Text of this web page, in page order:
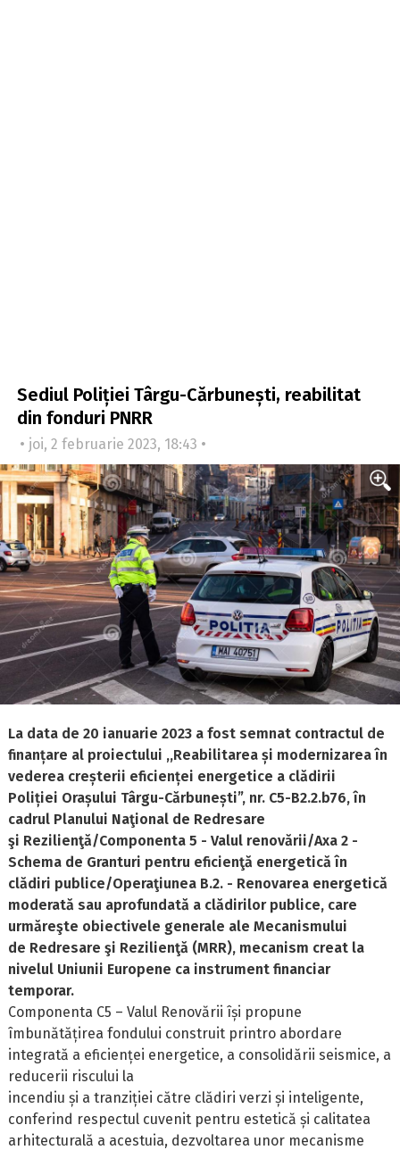
Sediul Poliției Târgu-Cărbunești, reabilitat
din fonduri PNRR
• joi, 2 februarie 2023, 18:43 •
La data de 20 ianuarie 2023 a fost semnat contractul de
finanțare al proiectului ,,Reabilitarea și modernizarea în
vederea creșterii eficienței energetice a clădirii
Poliției Orașului Târgu-Cărbunești”, nr. C5-B2.2.b76, în
cadrul Planului Naţional de Redresare
şi Rezilienţă/Componenta 5 - Valul renovării/Axa 2 -
Schema de Granturi pentru eficienţă energetică în
clădiri publice/Operaţiunea B.2. - Renovarea energetică
moderată sau aprofundată a clădirilor publice, care
urmăreşte obiectivele generale ale Mecanismului
de Redresare şi Rezilienţă (MRR), mecanism creat la
nivelul Uniunii Europene ca instrument financiar
temporar.
Componenta C5 – Valul Renovării își propune
îmbunătățirea fondului construit printro abordare
integrată a eficienței energetice, a consolidării seismice, a
reducerii riscului la
incendiu și a tranziției către clădiri verzi și inteligente,
conferind respectul cuvenit pentru estetică și calitatea
arhitecturală a acestuia, dezvoltarea unor mecanisme